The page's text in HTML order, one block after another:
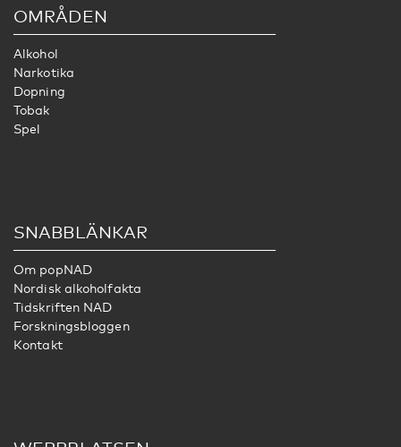
OMRÅDEN
Alkohol
Narkotika
Dopning
Tobak
Spel
SNABBLÄNKAR
Om popNAD
Nordisk alkoholfakta
Tidskriften NAD
Forskningsbloggen
Kontakt